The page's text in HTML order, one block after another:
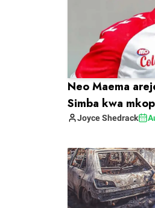
Neo Maema
Simba kwa
JoyceShedrack